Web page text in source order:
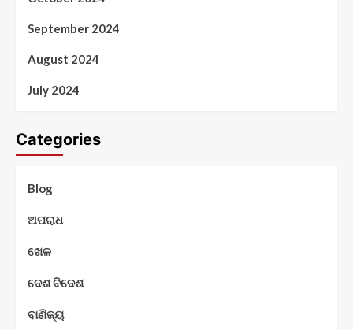
September 2024
August 2024
July 2024
Categories
Blog
ଅପରାଧ
ଖେଳ
ଦେଶ ବିଦେଶ
ବାଣିଜ୍ୟ